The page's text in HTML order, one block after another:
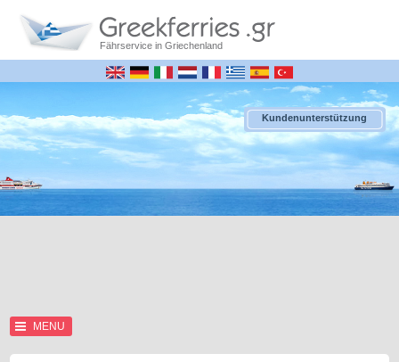
Fährservice in Griechenland
Kundenunterstützung
MENU